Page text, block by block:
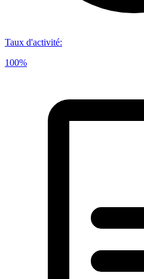
Taux d'activité:
100%